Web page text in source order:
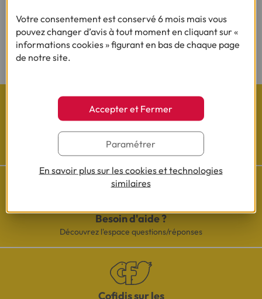
vue d'une acceptation définitive.
(2) Sous réserve d’acceptation de votre dossier et à l’issue du délai légal de
rétractation.
Les actualités Cofidis
Besoin d'aide ?
Découvrez l'espace questions/réponses
Cofidis sur les
Votre consentement est conservé 6 mois mais vous
pouvez changer d’avis à tout moment en cliquant sur «
informations cookies » figurant en bas de chaque page
de notre site.
Accepter et Fermer
Paramétrer
En savoir plus sur les cookies et technologies
similaires